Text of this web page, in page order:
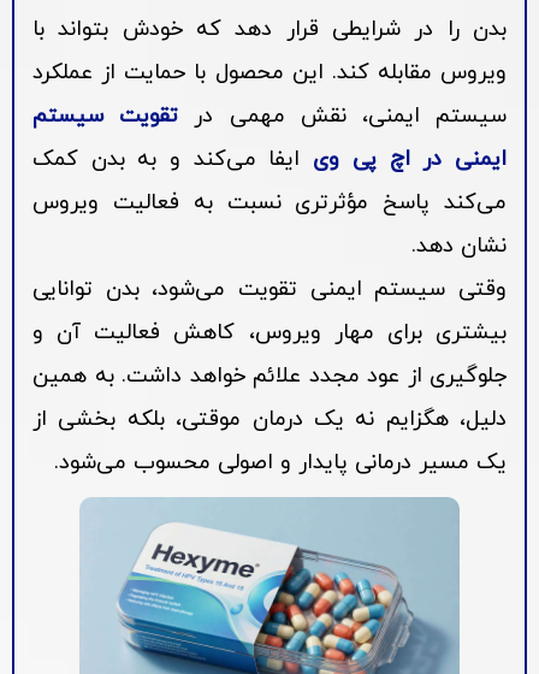
بدن را در شرایطی قرار دهد که خودش بتواند با
ویروس مقابله کند. این محصول با حمایت از عملکرد
سیستم ایمنی، نقش مهمی در تقویت سیستم
ایمنی در اچ پی وی ایفا می‌کند و به بدن کمک
می‌کند پاسخ مؤثرتری نسبت به فعالیت ویروس
نشان دهد.
وقتی سیستم ایمنی تقویت می‌شود، بدن توانایی
بیشتری برای مهار ویروس، کاهش فعالیت آن و
جلوگیری از عود مجدد علائم خواهد داشت. به همین
دلیل، هگزایم نه یک درمان موقتی، بلکه بخشی از
یک مسیر درمانی پایدار و اصولی محسوب می‌شود.